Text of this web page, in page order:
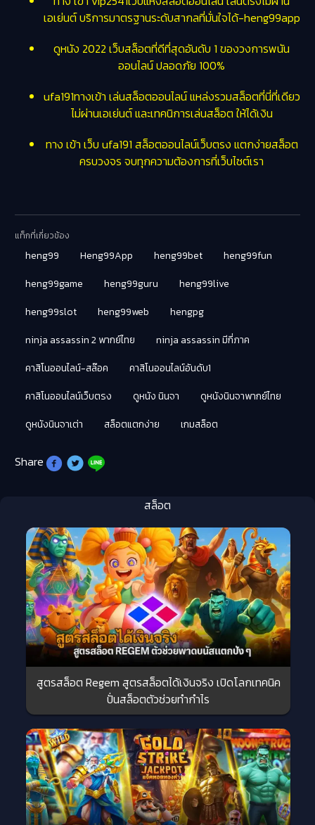
เอเย่นต์ บริการมาตรฐานระดับสากลที่มั่นใจได้-heng99app
ดูหนัง 2022 เว็บสล็อตที่ดีที่สุดอันดับ 1 ของวงการพนัน
ออนไลน์ ปลอดภัย 100%
ufa191ทางเข้า เล่นสล็อตออนไลน์ แหล่งรวมสล็อตที่นี่ที่เดียว
ไม่ผ่านเอเย่นต์ และเทคนิการเล่นสล็อต ให้ได้เงิน
ทาง เข้า เว็บ ufa191 สล็อตออนไลน์เว็บตรง แตกง่ายสล็อต
ครบวงจร จบทุกความต้องการที่เว็บไซต์เรา
แท็กที่เกี่ยวข้อง
heng99 Heng99App heng99bet
heng99fun
heng99game
heng99guru
heng99live
heng99slot
heng99web
hengpg
ninja assassin 2 พากย์ไทย
ninja assassin มีกี่ภาค
คาสิโนออนไลน์-สล๊อค
คาสิโนออนไลน์อันดับ1
คาสิโนออนไลน์เว็บตรง
ดูหนัง นินจา
ดูหนังนินจาพากย์ไทย
ดูหนังนินจาเต่า
สล็อตแตกง่าย เกมสล็อต
Share
สล็อต
สูตรสล็อต Regem สูตรสล็อตได้เงินจริง เปิดโลกเทคนิค
ปั่นสล็อตตัวช่วยทำกำไร